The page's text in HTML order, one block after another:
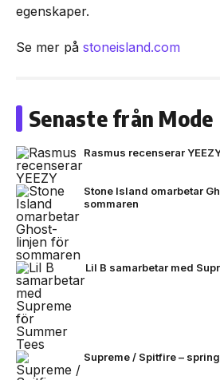
egenskaper.
Se mer på stoneisland.com
Senaste från Mode
Rasmus recenserar
Stone Island omarbetar
sommaren
Lil B samarbetar med
Supreme / Spitfire –